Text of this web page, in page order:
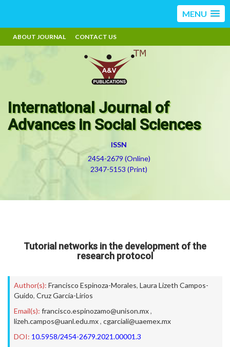
MENU
ABOUT JOURNAL CONTACT US
International Journal of
Advances in Social Sciences
ISSN
2454-2679 (Online)
2347-5153 (Print)
Tutorial networks in the development of the
research protocol
Author(s): Francisco Espinoza-Morales, Laura Lizeth Campos-
Guido, Cruz García-Lirios
Email(s): francisco.espinozamo@unison.mx,
lizeh.campos@uanl.edu.mx, cgarciali@uaemex.mx
DOI: 10.5958/2454-2679.2021.00001.3